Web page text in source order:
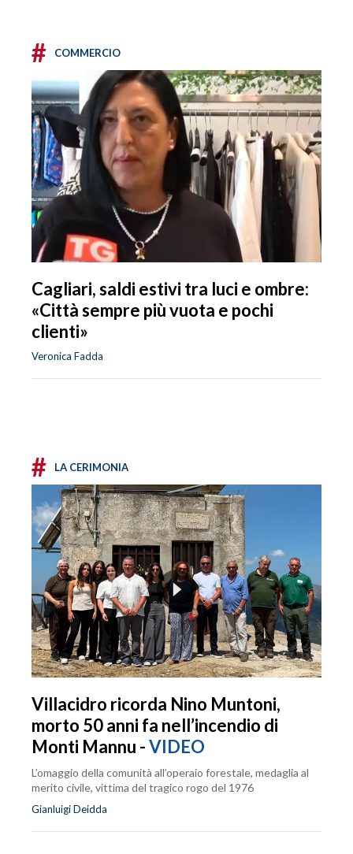
# COMMERCIO
Cagliari, saldi estivi tra luci e ombre:
«Città sempre più vuota e pochi
clienti»
Veronica Fadda
# LA CERIMONIA
Villacidro ricorda Nino Muntoni,
morto 50 anni fa nell’incendio di
Monti Mannu -VIDEO
L’omaggio della comunità all’operaio forestale, medaglia al
merito civile, vittima del tragico rogo del 1976
Gianluigi Deidda